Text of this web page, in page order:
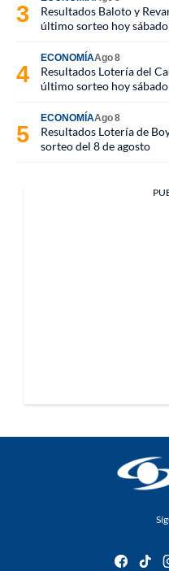
Resultados Baloto y
último sorteo hoy
ECONOMÍAAgo 8
Resultados Lotería del
último sorteo hoy
ECONOMÍAAgo 8
Resultados Lotería de
sorteo del 8 de agosto